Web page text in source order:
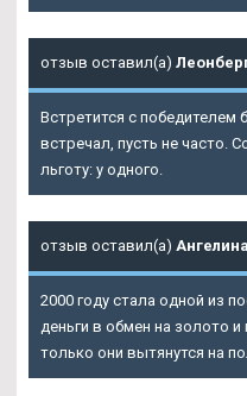
отзыв оставил(а)
Встретится с победителем
встречал, пусть не часто.
льготу: у одного.
отзыв оставил(а) Ангелина
2000 году стала одной из
деньги в обмен на золото
только они вытянутся на